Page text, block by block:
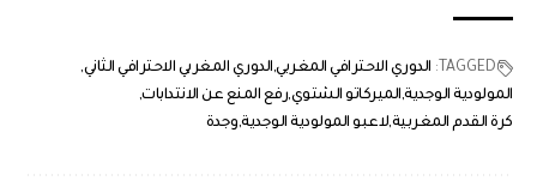
TAGGED: الدوري الاحترافي المغربي الدوري المغربي الاحترافي الثاني
المولودية الوجدية الميركاتو الشتويرفع المنع عن الانتدابات
كرة القدم المغربيةلاعبو المولودية الوجدية وجدة